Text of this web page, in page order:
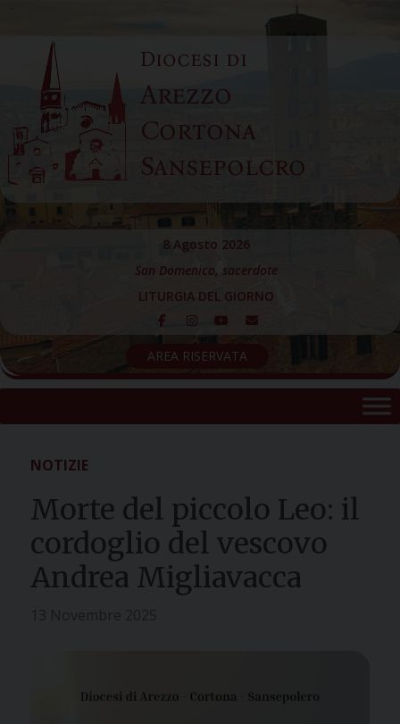
content
Diocesi di
Arezzo
Cortona
Sansepolcro
8 Agosto 2026
San Domenico, sacerdote
LITURGIA DEL GIORNO
AREA RISERVATA
NOTIZIE
Morte del piccolo Leo: il
cordoglio del vescovo
Andrea Migliavacca